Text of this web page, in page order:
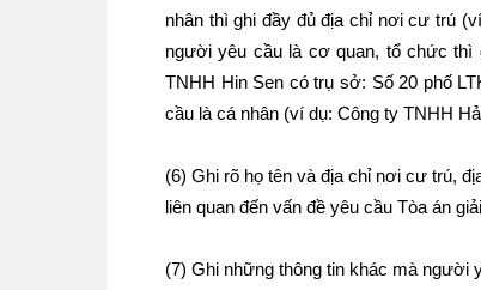
nhân thì ghi đầy đủ địa chỉ nơi cư trú
người yêu cầu là cơ quan, tổ chức
TNHH Hin Sen có trụ sở: Số 20 phố
cầu là cá nhân (ví dụ: Công ty TNHH
(6) Ghi rõ họ tên và địa chỉ nơi cư trú,
liên quan đến vấn đề yêu cầu Tòa án
(7) Ghi những thông tin khác mà người